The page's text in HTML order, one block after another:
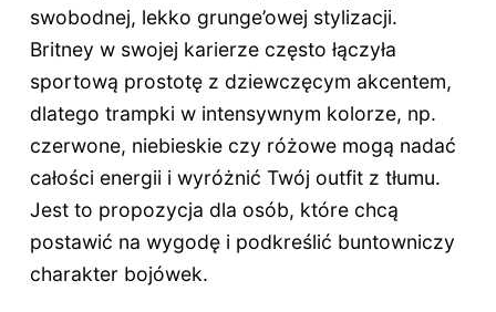
swobodnej, lekko grunge’owej stylizacji.
Britney w swojej karierze często łączyła
sportową prostotę z dziewczęcym akcentem,
dlatego trampki w intensywnym kolorze, np.
czerwone, niebieskie czy różowe mogą nadać
całości energii i wyróżnić Twój outfit z tłumu.
Jest to propozycja dla osób, które chcą
postawić na wygodę i podkreślić buntowniczy
charakter bojówek.